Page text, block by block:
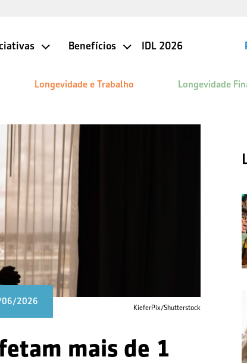
Benefícios IDL 2026
Longevidade e Trabalho Longevidade
KieferPix/Shutterstock
06/2026
mais de 1